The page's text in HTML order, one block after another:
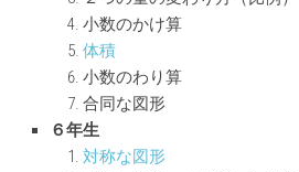
小数のかけ算
体積
小数のわり算
合同な図形
６年生
対称な図形